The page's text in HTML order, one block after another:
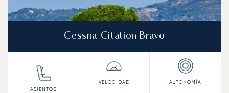
Cessna Citation Bravo